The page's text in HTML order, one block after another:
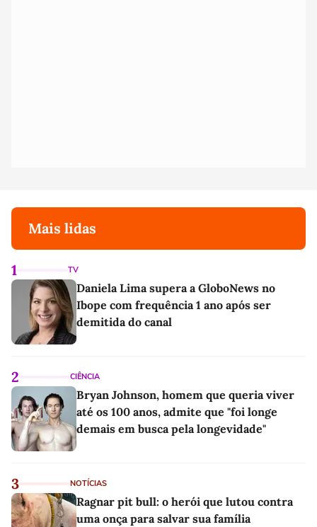
Mais lidas
1 TV
Daniela Lima supera a GloboNews no
Ibope com frequência 1 ano após ser
demitida do canal
2 CIÊNCIA
Bryan Johnson, homem que queria viver
até os 100 anos, admite que "foi longe
demais em busca pela longevidade"
3 NOTÍCIAS
Ragnar pit bull: o herói que lutou contra
uma onça para salvar sua família